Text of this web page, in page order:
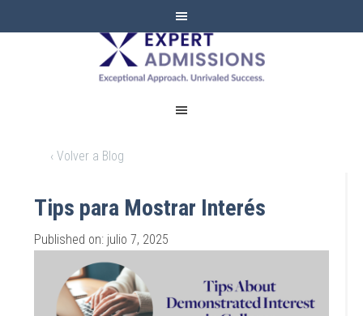
EXPERT
ADMISSIONS
‹ Volver a Blog
Tips para Mostrar Interés
Published on: julio 7, 2025